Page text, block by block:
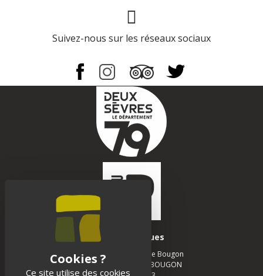
Page Facebook
Suivez-nous sur les réseaux sociaux
Infos pratiques
Musée des Tumulus de Bougon
La Chapelle - 79 800 BOUGON
Ce site utilise des cookies